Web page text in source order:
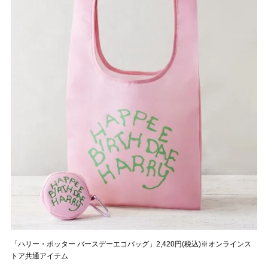
「ハリー・ポッター バースデーエコバッグ」2,420円(税込)※オンラインス
トア共通アイテム